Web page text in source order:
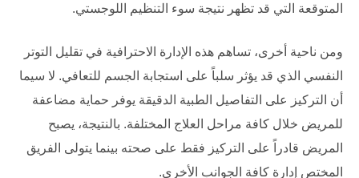
المتوقعة التي قد تظهر نتيجة سوء التنظيم اللوجستي.
ومن ناحية أخرى، تساهم هذه الإدارة الاحترافية في تقليل التوتر
النفسي الذي قد يؤثر سلباً على استجابة الجسم للتعافي. لا سيما
أن التركيز على التفاصيل الطبية الدقيقة يوفر حماية مضاعفة
للمريض خلال كافة مراحل العلاج المختلفة. بالنتيجة، يصبح
المريض قادراً على التركيز فقط على صحته بينما يتولى الفريق
المختص إدارة كافة الجوانب الأخرى.